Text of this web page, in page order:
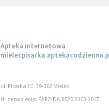
Apteka internetowa
ul. Pisarka 1C, 39-302 Mielec
Nr zezwolenia: FARZ-DA.8520.2303.2017